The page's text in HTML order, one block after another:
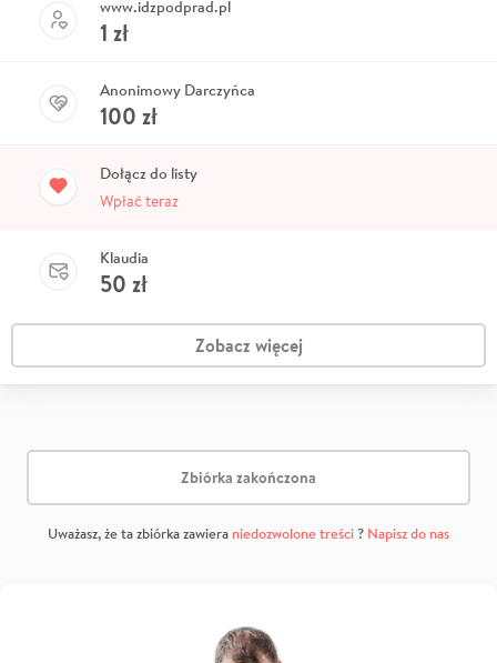
www.idzpodprad.pl
1 zł
Anonimowy Darczyńca
100 zł
Dołącz do listy
Wpłać teraz
Klaudia
50 zł
Zobacz więcej
Zbiórka zakończona
Uważasz, że ta zbiórka zawiera niedozwolone treści? Napisz do nas